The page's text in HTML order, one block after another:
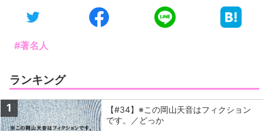
#著名人
ランキング
1
【#34】※この岡山天音はフィクション
です。／どっか